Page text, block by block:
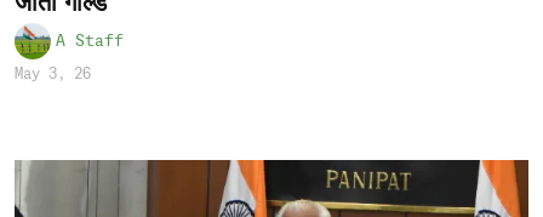
A Staff
May 3, 26